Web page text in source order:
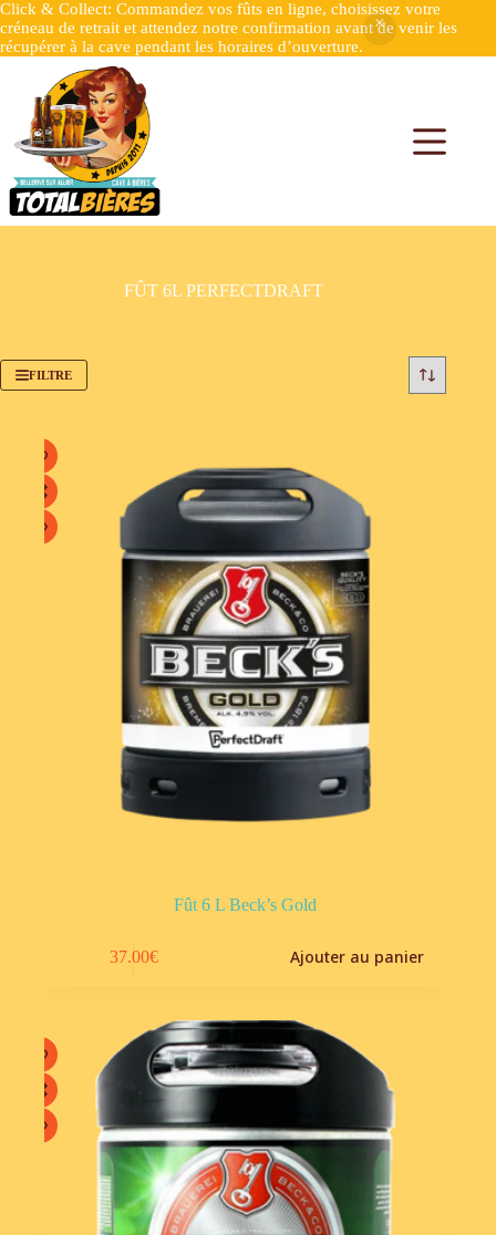
Click & Collect: Commandez vos fûts en ligne, choisissez votre
créneau de retrait et attendez notre confirmation avant de venir les
récupérer à la cave pendant les horaires d’ouverture.
FÛT 6L PERFECTDRAFT
FILTRE
Fût 6 L Beck’s Gold
37.00€ Ajouter au panier